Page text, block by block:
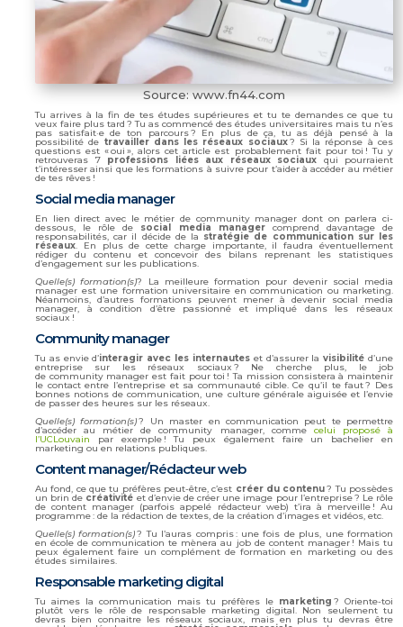
Source: www.fn44.com
Tu arrives à la fin de tes études supérieures et tu te demandes ce que tu
veux faire plus tard ? Tu as commencé des études universitaires mais tu n’es
pas satisfait·e de ton parcours ? En plus de ça, tu as déjà pensé à la
possibilité de travailler dans les réseaux sociaux? Si la réponse à ces
questions est « oui », alors cet article est probablement fait pour toi ! Tu y
retrouveras 7 professions liées aux réseaux sociaux qui pourraient
t’intéresser ainsi que les formations à suivre pour t’aider à accéder au métier
de tes rêves !
Social media manager
En lien direct avec le métier de community manager dont on parlera ci-
dessous, le rôle de social media managercomprend davantage de
responsabilités, car il décide de la stratégie de communication sur les
réseaux. En plus de cette charge importante, il faudra éventuellement
rédiger du contenu et concevoir des bilans reprenant les statistiques
d’engagement sur les publications.
Quelle(s) formation(s)? La meilleure formation pour devenir social media
manager est une formation universitaire en communication ou marketing.
Néanmoins, d’autres formations peuvent mener à devenir social media
manager, à condition d’être passionné et impliqué dans les réseaux
sociaux !
Community manager
Tu as envie d’interagir avec les internauteset d’assurer lavisibilité d’une
entreprise sur les réseaux sociaux ? Ne cherche plus, le job
de community manager est fait pour toi ! Ta mission consistera à maintenir
le contact entre l’entreprise et sa communauté cible. Ce qu’il te faut ? Des
bonnes notions de communication, une culture générale aiguisée et l’envie
de passer des heures sur les réseaux.
Quelle(s) formation(s)? Un master en communication peut te permettre
d’accéder au métier de community manager, comme celui proposé à
l’UCLouvain par exemple ! Tu peux également faire un bachelier en
marketing ou en relations publiques.
Content manager/Rédacteur web
Au fond, ce que tu préfères peut-être, c’est créer du contenu? Tu possèdes
un brin de créativité et d’envie de créer une image pour l’entreprise ? Le rôle
de content manager (parfois appelé rédacteur web) t’ira à merveille ! Au
programme : de la rédaction de textes, de la création d’images et vidéos, etc.
Quelle(s) formation(s)? Tu l’auras compris : une fois de plus, une formation
en école de communication te mènera au job de content manager ! Mais tu
peux également faire un complément de formation en marketing ou des
études similaires.
Responsable marketing digital
Tu aimes la communication mais tu préfères le marketing ? Oriente-toi
plutôt vers le rôle de responsable marketing digital. Non seulement tu
devras bien connaitre les réseaux sociaux, mais en plus tu devras être